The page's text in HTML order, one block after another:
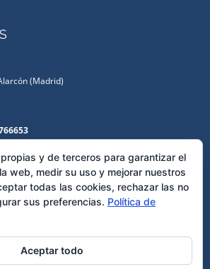
(Madrid)
y de terceros para garantizar el
web, medir su uso y mejorar nuestros
todas las cookies, rechazar las no
sus preferencias. Política de
Aceptar todo